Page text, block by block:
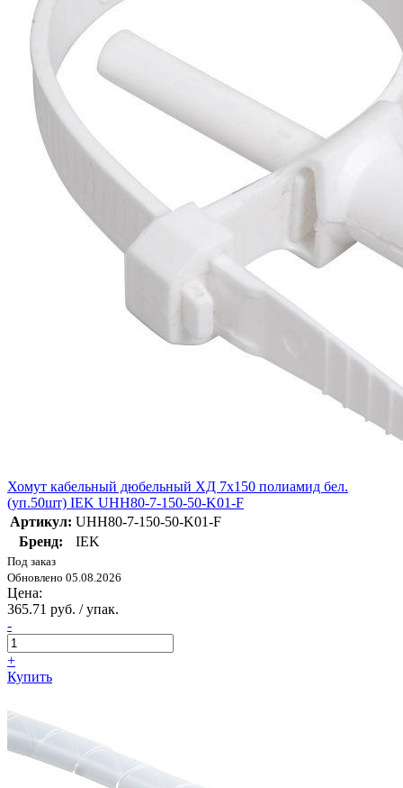
Хомут кабельный дюбельный ХД 7х150 полиамид бел.
(уп.50шт) IEK UHH80-7-150-50-K01-F
Артикул: UHH80-7-150-50-K01-F
Бренд:
IEK
Под заказ
Обновлено 05.08.2026
Цена:
365.71 руб. / упак.
-
+
Купить